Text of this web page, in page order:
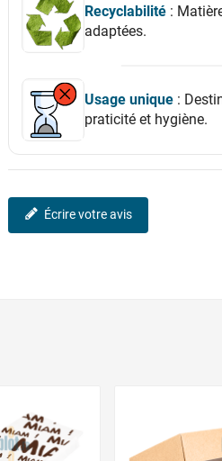
Recyclabilité :
adaptées.
Usage unique :
praticité et hygiène.
Écrire votre avis